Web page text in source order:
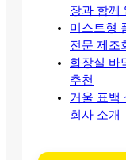
장과 함께
미스트형
전문 제조
화장실 바
추천
거울 표백
회사 소개